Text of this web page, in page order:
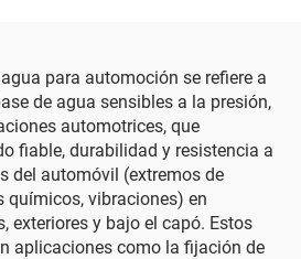
para automoción se refiere a
de agua sensibles a la presión,
automotrices, que
fiable, durabilidad y resistencia a
del automóvil (extremos de
químicos, vibraciones) en
exteriores y bajo el capó. Estos
aplicaciones como la fijación de